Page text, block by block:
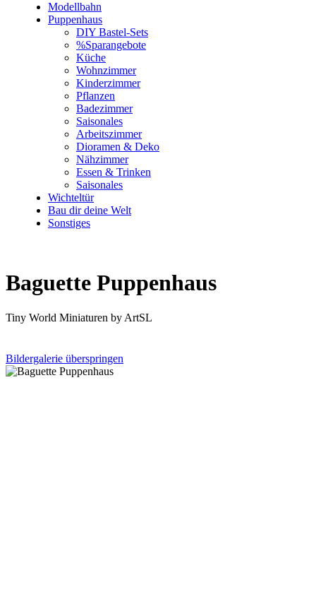
Modellbahn
Puppenhaus
DIY Bastel-Sets
%Sparangebote
Küche
Wohnzimmer
Kinderzimmer
Pflanzen
Badezimmer
Saisonales
Arbeitszimmer
Dioramen & Deko
Nähzimmer
Essen & Trinken
Saisonales
Wichteltür
Bau dir deine Welt
Sonstiges
Baguette Puppenhaus
Tiny World Miniaturen by ArtSL
Bildergalerie überspringen